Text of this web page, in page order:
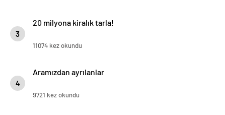
3
20 milyona kiralık tarla!
11074 kez okundu
4
Aramızdan ayrılanlar
9721 kez okundu